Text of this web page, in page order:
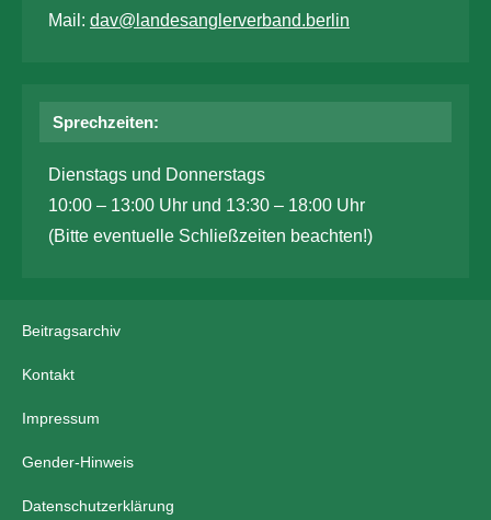
Mail: dav@landesanglerverband.berlin
Sprechzeiten:
Dienstags und Donnerstags
10:00 – 13:00 Uhr und 13:30 – 18:00 Uhr
(Bitte eventuelle Schließzeiten beachten!)
Beitragsarchiv
Kontakt
Impressum
Gender-Hinweis
Datenschutzerklärung